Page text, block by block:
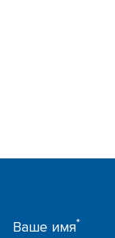
Ваше имя*